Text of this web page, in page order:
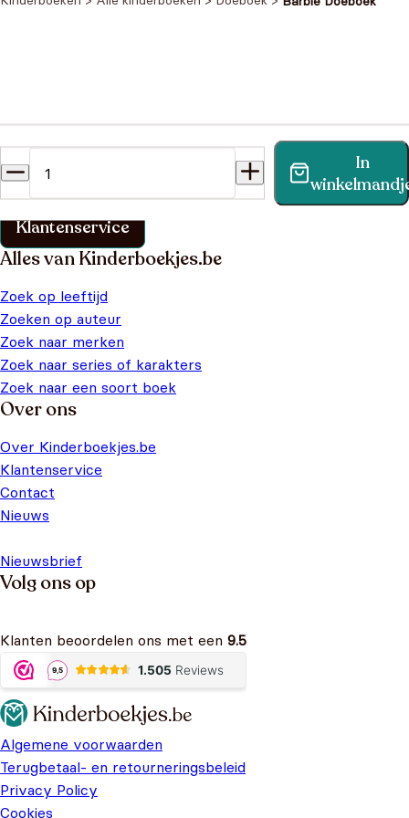
In
Vind binnen no-time antwoord op je vraag op onze
klantenservice pagina.
Klantenservice
Alles van Kinderboekjes.be
Zoek op leeftijd
Zoeken op auteur
Zoek naar merken
Zoek naar series of karakters
Zoek naar een soort boek
Over ons
Over Kinderboekjes.be
Klantenservice
Contact
Nieuws
Nieuwsbrief
Volg ons op
Klanten beoordelen ons met een 9.5
Algemene voorwaarden
Terugbetaal- en retourneringsbeleid
Privacy Policy
Cookies